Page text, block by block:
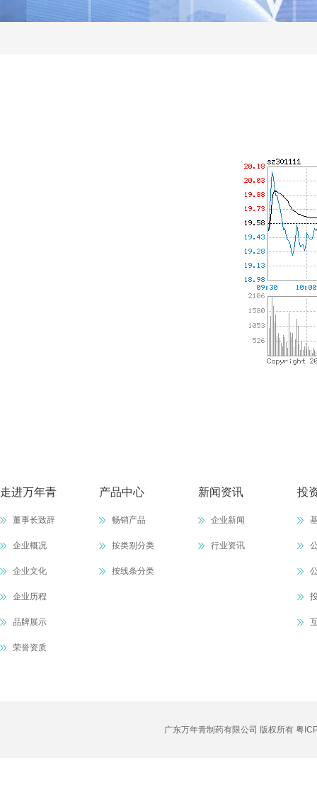
走进万年青
董事长致辞
企业概况
企业文化
企业历程
品牌展示
荣誉资质
产品中心
畅销产品
按类别分类
按线条分类
新闻资讯
企业新闻
行业资讯
投
广东万年青制药有限公司 版权所有 粤